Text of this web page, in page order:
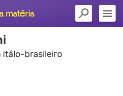
itálo-brasileiro